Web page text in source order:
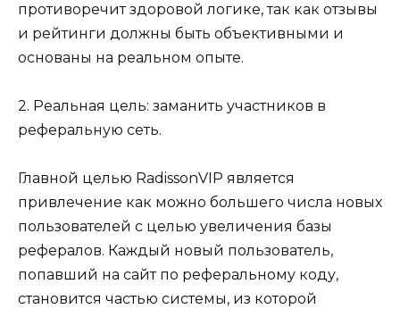
противоречит здоровой логике, так как отзывы
и рейтинги должны быть объективными и
основаны на реальном опыте.
2. Реальная цель: заманить участников в
реферальную сеть.
Главной целью RadissonVIP является
привлечение как можно большего числа новых
пользователей с целью увеличения базы
рефералов. Каждый новый пользователь,
попавший на сайт по реферальному коду,
становится частью системы, из которой